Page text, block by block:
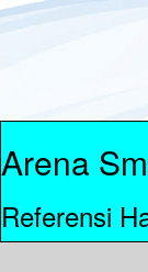
Arena
Referensi